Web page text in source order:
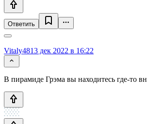
Ответить
Vitaly4813 дек 2022 в 16:22
В пирамиде Грэма вы находитесь где-то